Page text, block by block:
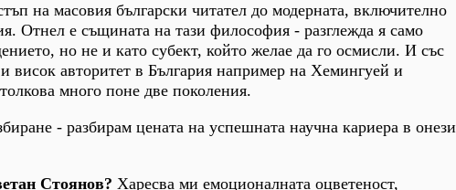
на масовия български читател до модерната, включително
Отнел е същината на тази философия - разглежда я само
но не и като субект, който желае да го осмисли. И със
висок авторитет в България например на Хемингуей и
много поне две поколения.
- разбирам цената на успешната научна кариера в онези
Стоянов? Харесва ми емоционалната оцветеност,